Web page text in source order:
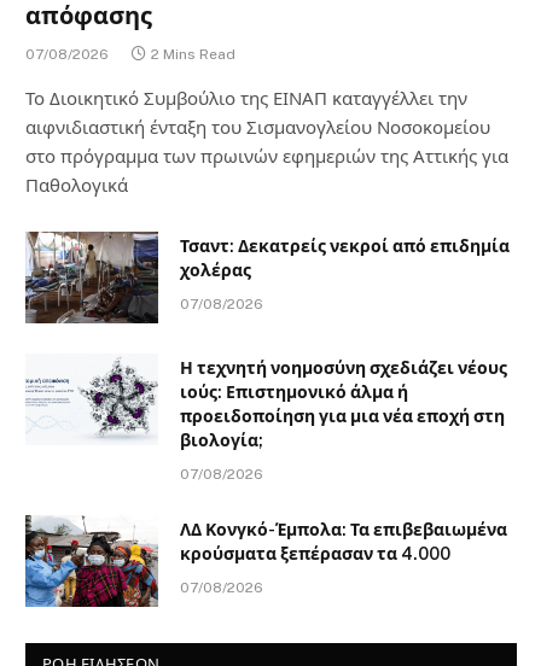
απόφασης
07/08/2026 2 Mins Read
Το Διοικητικό Συμβούλιο της ΕΙΝΑΠ καταγγέλλει την
αιφνιδιαστική ένταξη του Σισμανογλείου Νοσοκομείου
στο πρόγραμμα των πρωινών εφημεριών της Αττικής για
Παθολογικά
Τσαντ: Δεκατρείς νεκροί από επιδημία
χολέρας
07/08/2026
Η τεχνητή νοημοσύνη σχεδιάζει νέους
ιούς: Επιστημονικό άλμα ή
προειδοποίηση για μια νέα εποχή στη
βιολογία;
07/08/2026
ΛΔ Κονγκό-Έμπολα: Τα επιβεβαιωμένα
κρούσματα ξεπέρασαν τα 4.000
07/08/2026